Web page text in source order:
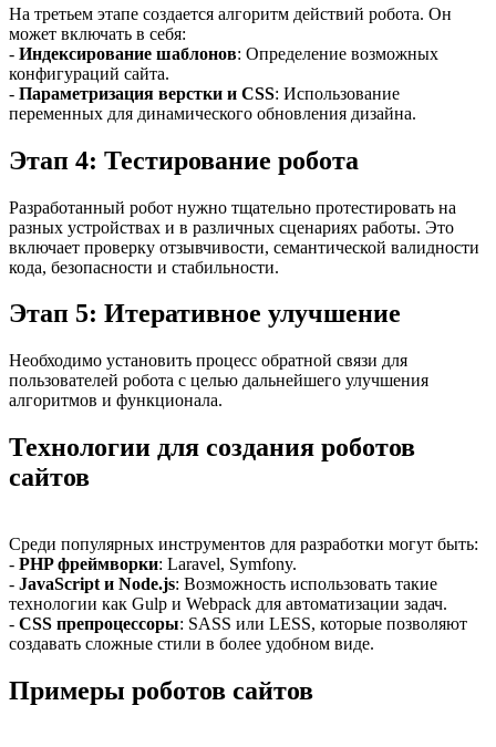
На третьем этапе создается алгоритм действий робота. Он
может включать в себя:
- Индексирование шаблонов: Определение возможных
конфигураций сайта.
- Параметризация верстки и CSS: Использование
переменных для динамического обновления дизайна.
Этап 4: Тестирование робота
Разработанный робот нужно тщательно протестировать на
разных устройствах и в различных сценариях работы. Это
включает проверку отзывчивости, семантической валидности
кода, безопасности и стабильности.
Этап 5: Итеративное улучшение
Необходимо установить процесс обратной связи для
пользователей робота с целью дальнейшего улучшения
алгоритмов и функционала.
Технологии для создания роботов
сайтов
Среди популярных инструментов для разработки могут быть:
- PHP фреймворки: Laravel, Symfony.
- JavaScript и Node.js: Возможность использовать такие
технологии как Gulp и Webpack для автоматизации задач.
- CSS препроцессоры: SASS или LESS, которые позволяют
создавать сложные стили в более удобном виде.
Примеры роботов сайтов